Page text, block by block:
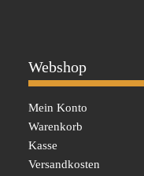
Webshop
Mein Konto
Warenkorb
Kasse
Versandkosten